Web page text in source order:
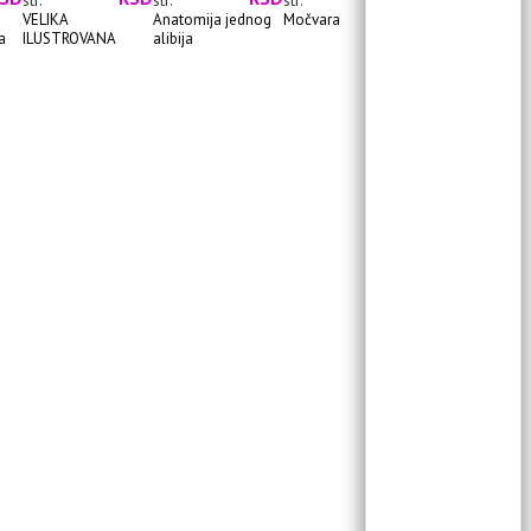
VELIKA
ILUSTROVANA
Anatomija jednog
alibija
Močvara